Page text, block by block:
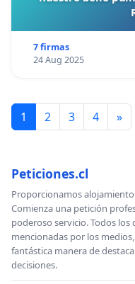
7 firmas
24 Aug 2025
1 2 3 4 »
Peticiones.cl
Proporcionamos
Comienza una petición
poderoso servicio. Todos los
mencionadas por los
fantástica manera de
decisiones.